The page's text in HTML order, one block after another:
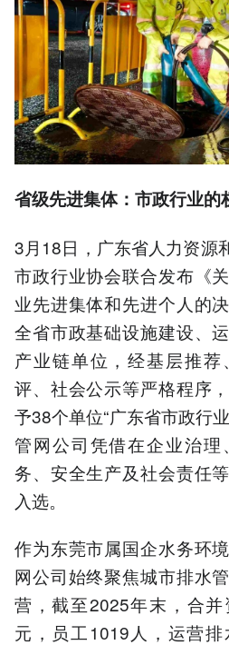
省级先进集体：市政行业的
3月18日，广东省人力资源
市政行业协会联合发布《
业先进集体和先进个人的
全省市政基础设施建设、
产业链单位，经基层推
评、社会公示等严格程序
予38个单位“广东省市政行
管网公司凭借在企业治理
务、安全生产及社会责任
入选。
作为东莞市属国企水务环
网公司始终聚焦城市排水
营，截至2025年末，合
元，员工1019人，运营